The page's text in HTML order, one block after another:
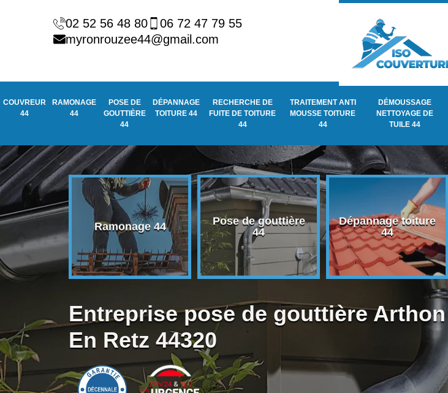
02 52 56 48 80
06 72 47 79 55
myronrouzee44@gmail.com
COUVREUR
44
RAMONAGE
44
POSE DE
GOUTTIÈRE
44
DÉPANNAGE
TOITURE 44
RECHERCHE DE
FUITE DE TOITURE
44
TRAITEMENT ANTI
MOUSSE TOITURE
44
DÉMOUSSAGE
NETTOYAGE DE
TUILE 44
44 Ramonage 44
Pose de gouttière
44
Dépannage toiture
44
Entreprise pose de gouttière Arthon
En Retz 44320